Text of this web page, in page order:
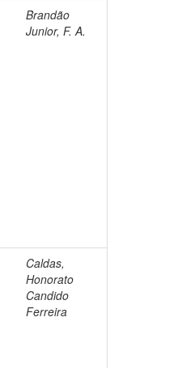
Brandão
Junior, F. A.
Caldas,
Honorato
Candido
Ferreira